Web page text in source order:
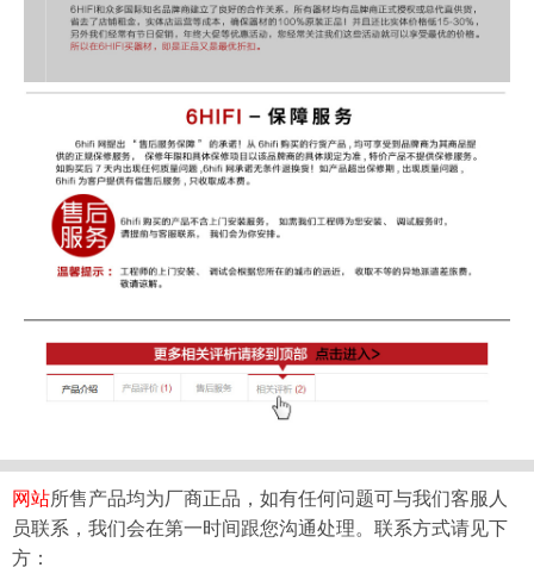
网站所售产品均为厂商正品，如有任何问题可与我们客服人
员联系，我们会在第一时间跟您沟通处理。联系方式请见下
方：